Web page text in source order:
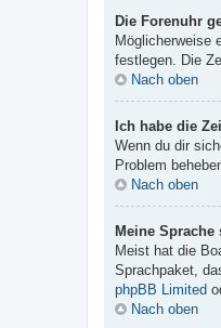
Die Forenuhr
Möglicherweise
festlegen. Die
Nach oben
Ich habe die
Wenn du dir
Problem
Nach oben
Meine
Meist hat die
Sprachpaket,
phpBB Limited
Nach oben